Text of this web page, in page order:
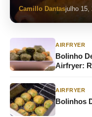
Camillo Dantasjulho 15,
AIRFRYER
Bolinho
Airfryer:
AIRFRYER
Bolinhos